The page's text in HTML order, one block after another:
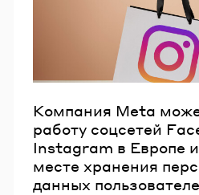
Компания Meta
работу соцсетей
Instagram в Европе
месте хранения
данных